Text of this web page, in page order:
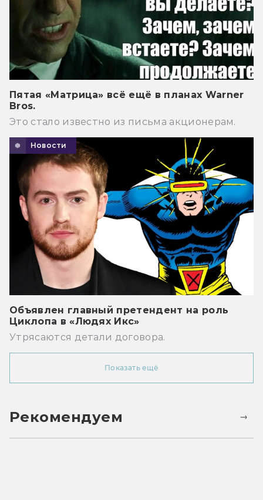
Пятая «Матрица» всё ещё в планах Warner
Bros.
Это стало известно из письма акционерам.
Новости
Объявлен главный претендент на роль
Циклопа в «Людях Икс»
Утрясаются детали договора.
Показать ещё
Рекомендуем